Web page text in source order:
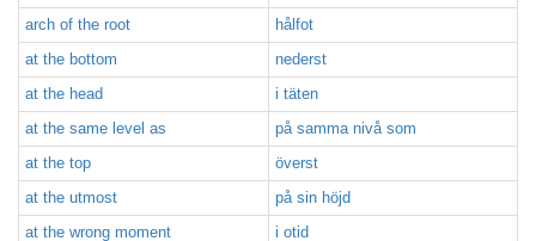
arch of the root
hålfot
at the bottom
nederst
at the head
i täten
at the same level as
på samma nivå som
at the top
överst
at the utmost
på sin höjd
at the wrong moment
i otid